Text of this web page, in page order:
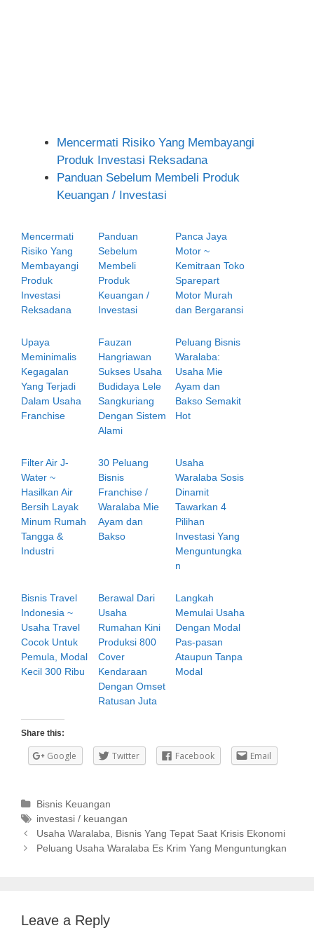
Mencermati Risiko Yang Membayangi
Produk Investasi Reksadana
Panduan Sebelum Membeli Produk
Keuangan / Investasi
Mencermati
Risiko Yang
Membayangi
Produk
Investasi
Reksadana
Panduan
Sebelum
Membeli
Produk
Keuangan /
Investasi
Panca Jaya
Motor ~
Kemitraan Toko
Sparepart
Motor Murah
dan Bergaransi
Upaya
Meminimalis
Kegagalan
Yang Terjadi
Dalam Usaha
Franchise
Fauzan
Hangriawan
Sukses Usaha
Budidaya Lele
Sangkuriang
Dengan Sistem
Alami
Peluang Bisnis
Waralaba:
Usaha Mie
Ayam dan
Bakso Semakit
Hot
Filter Air J-
Water ~
Hasilkan Air
Bersih Layak
Minum Rumah
Tangga &
Industri
30 Peluang
Bisnis
Franchise /
Waralaba Mie
Ayam dan
Bakso
Usaha
Waralaba Sosis
Dinamit
Tawarkan 4
Pilihan
Investasi Yang
Menguntungka
n
Bisnis Travel
Indonesia ~
Usaha Travel
Cocok Untuk
Pemula, Modal
Kecil 300 Ribu
Berawal Dari
Usaha
Rumahan Kini
Produksi 800
Cover
Kendaraan
Dengan Omset
Ratusan Juta
Langkah
Memulai Usaha
Dengan Modal
Pas-pasan
Ataupun Tanpa
Modal
Share this:
Google Twitter Facebook Email
C
a
t
e
e
Bisnis Keuangan
T
a
g
investasi / keuangan
P
o
v
Usaha Waralaba, Bisnis Yang Tepat Saat Krisis Ekonomi
Peluang Usaha Waralaba Es Krim Yang Menguntungkan
Leave a Reply